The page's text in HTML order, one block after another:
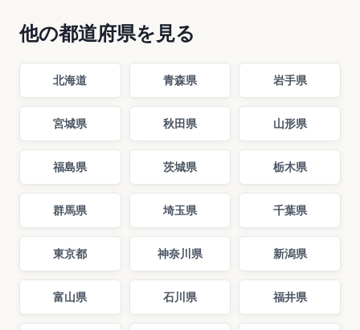
他の都道府県を見る
北海道 青森県 岩手県
宮城県 秋田県 山形県
福島県 茨城県 栃木県
群馬県 埼玉県 千葉県
東京都 神奈川県 新潟県
富山県 石川県 福井県